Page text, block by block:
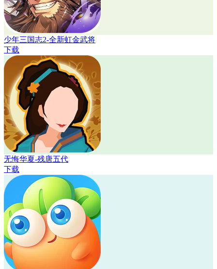
少年三国志2-全新虹金武将
下载
无悔华夏-残唐五代
下载